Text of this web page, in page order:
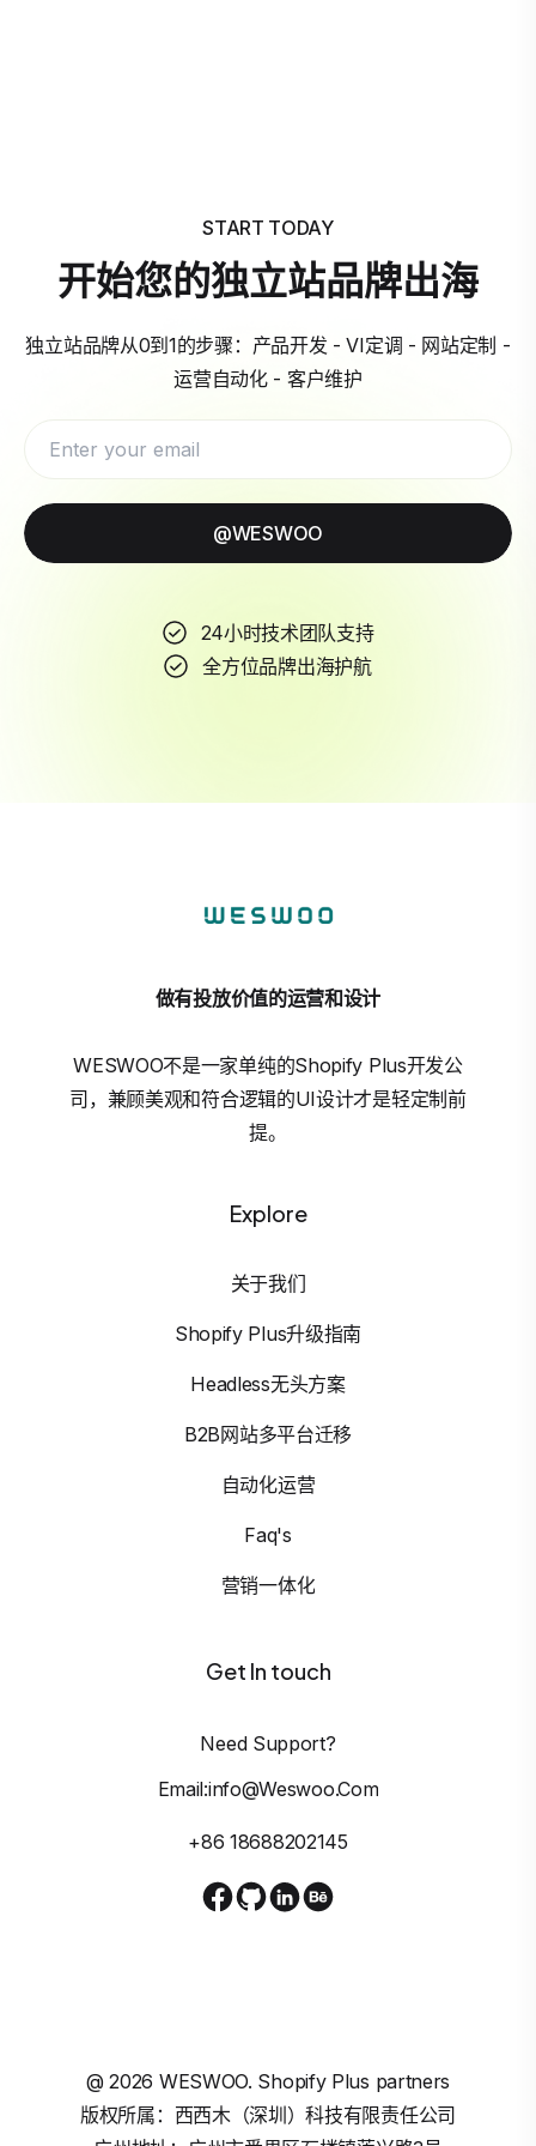
START TODAY
开始您的独立站品牌出海
独立站品牌从0到1的步骤：产品开发 - VI定调 - 网站定制 -
运营自动化 - 客户维护
@WESWOO
24小时技术团队支持
全方位品牌出海护航
做有投放价值的运营和设计
WESWOO不是一家单纯的Shopify Plus开发公
司，兼顾美观和符合逻辑的UI设计才是轻定制前
提。
Explore
关于我们
Shopify Plus升级指南
Headless无头方案
B2B网站多平台迁移
自动化运营
Faq's
营销一体化
Get In touch
Need Support?
Email:info@weswoo.com
+86 18688202145
@2026 WESWOO. Shopify Plus partners
版权所属：西西木（深圳）科技有限责任公司